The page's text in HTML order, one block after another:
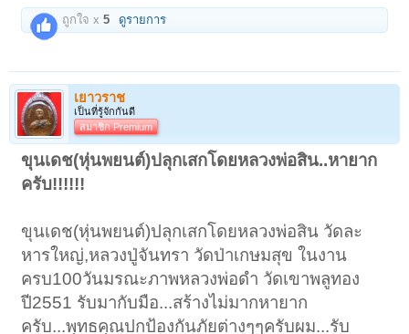
ถูกใจ x5 ดูรายการ
เยาวราช
เป็นที่รู้จักกันดี
สมาชิก Premium
ขุนเดช(หุ่นพยนต์)ปลุกเสกโดยหลวงพ่อสิน..หายาก
ครับ!!!!!!
ขุนเดช(หุ่นพยนต์)ปลุกเสกโดยหลวงพ่อสิน วัดละ
หารใหญ่,หลวงปู่จันทรา วัดป่าเกษมสุข ในงาน
ครบ100วันมรณะภาพหลวงพ่อดำ วัดเขาพลูทอง
ปี2551 รับมากับมือ...สร้างไม่มากหายาก
ครับ...พุทธคุณปกป้องกันภัยต่างๆๆครับผม...รับ